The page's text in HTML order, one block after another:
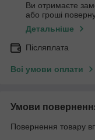
Ви отримаєте
або гроші
Детальніше
Післяплата
Всі умови оплати
Умови
Повернення товару